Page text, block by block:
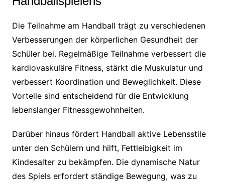
Die Teilnahme am Handball trägt zu verschiedenen
Verbesserungen der körperlichen Gesundheit der
Schüler bei. Regelmäßige Teilnahme verbessert die
kardiovaskuläre Fitness, stärkt die Muskulatur und
verbessert Koordination und Beweglichkeit. Diese
Vorteile sind entscheidend für die Entwicklung
lebenslanger Fitnessgewohnheiten.
Darüber hinaus fördert Handball aktive Lebensstile
unter den Schülern und hilft, Fettleibigkeit im
Kindesalter zu bekämpfen. Die dynamische Natur
des Spiels erfordert ständige Bewegung, was zu